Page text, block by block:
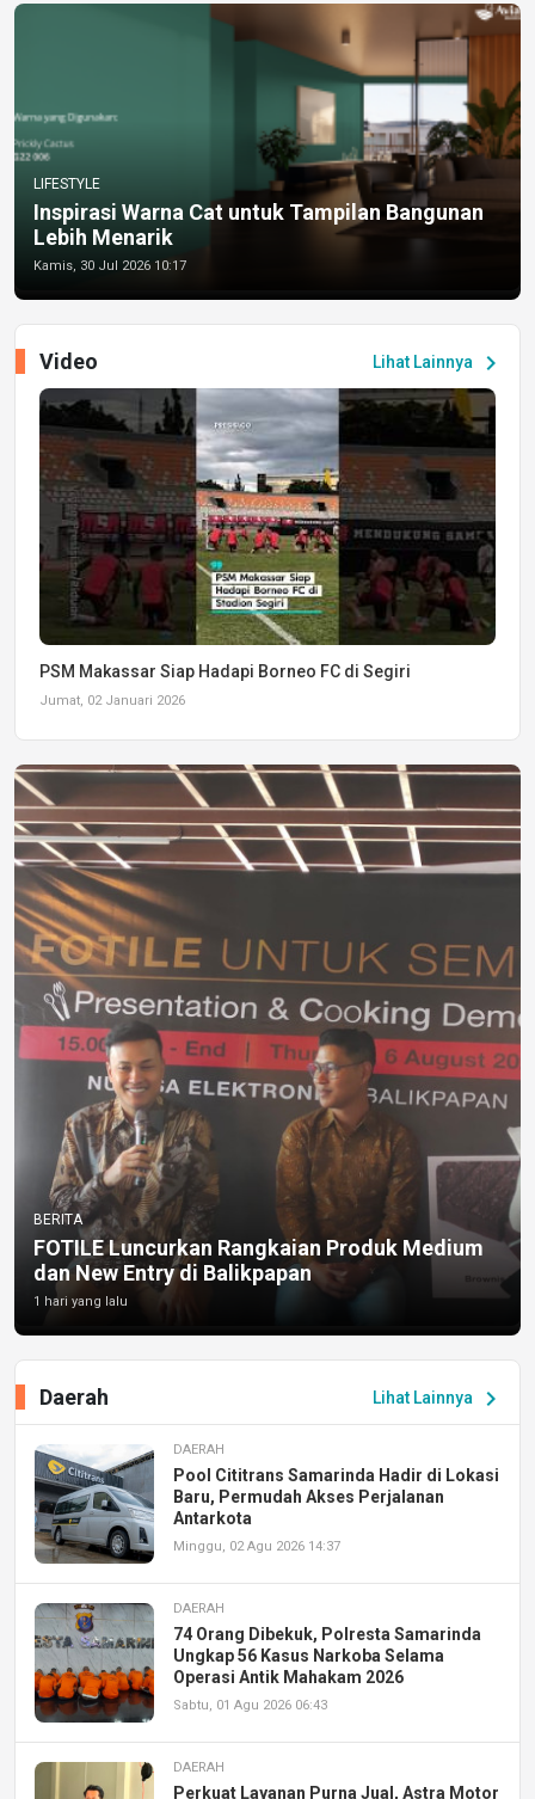
LIFESTYLE
Inspirasi Warna Cat untuk Tampilan Bangunan
Lebih Menarik
Kamis, 30 Jul 2026 10:17
Lihat Lainnya chevron_right
Video
PSM Makassar Siap Hadapi Borneo FC di Segiri
Jumat, 02 Januari 2026
BERITA
FOTILE Luncurkan Rangkaian Produk Medium
dan New Entry di Balikpapan
1 hari yang lalu
Lihat Lainnya chevron_right
Daerah
DAERAH
Pool Cititrans Samarinda Hadir di Lokasi
Baru, Permudah Akses Perjalanan
Antarkota
Minggu, 02 Agu 2026 14:37
DAERAH
74 Orang Dibekuk, Polresta Samarinda
Ungkap 56 Kasus Narkoba Selama
Operasi Antik Mahakam 2026
Sabtu, 01 Agu 2026 06:43
DAERAH
Perkuat Layanan Purna Jual, Astra Motor